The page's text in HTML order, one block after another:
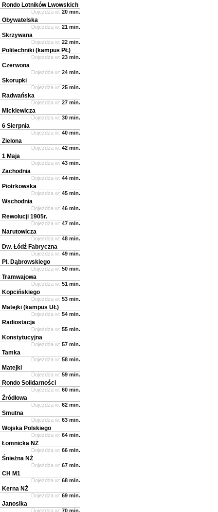
Rondo Lotników Lwowskich
Dojeżdża w: 20 min.
Obywatelska
Dojeżdża w: 21 min.
Skrzywana
Dojeżdża w: 22 min.
Politechniki (kampus PŁ)
Dojeżdża w: 23 min.
Czerwona
Dojeżdża w: 24 min.
Skorupki
Dojeżdża w: 25 min.
Radwańska
Dojeżdża w: 27 min.
Mickiewicza
Dojeżdża w: 30 min.
6 Sierpnia
Dojeżdża w: 40 min.
Zielona
Dojeżdża w: 42 min.
1 Maja
Dojeżdża w: 43 min.
Zachodnia
Dojeżdża w: 44 min.
Piotrkowska
Dojeżdża w: 45 min.
Wschodnia
Dojeżdża w: 46 min.
Rewolucji 1905r.
Dojeżdża w: 47 min.
Narutowicza
Dojeżdża w: 48 min.
Dw. Łódź Fabryczna
Dojeżdża w: 49 min.
Pl. Dąbrowskiego
Dojeżdża w: 50 min.
Tramwajowa
Dojeżdża w: 51 min.
Kopcińskiego
Dojeżdża w: 53 min.
Matejki (kampus UŁ)
Dojeżdża w: 54 min.
Radiostacja
Dojeżdża w: 55 min.
Konstytucyjna
Dojeżdża w: 57 min.
Tamka
Dojeżdża w: 58 min.
Matejki
Dojeżdża w: 59 min.
Rondo Solidarności
Dojeżdża w: 60 min.
Źródłowa
Dojeżdża w: 62 min.
Smutna
Dojeżdża w: 63 min.
Wojska Polskiego
Dojeżdża w: 64 min.
Łomnicka NŻ
Dojeżdża w: 66 min.
Śnieżna NŻ
Dojeżdża w: 67 min.
CH M1
Dojeżdża w: 68 min.
Kerna NŻ
Dojeżdża w: 69 min.
Janosika
Dojeżdża w: 70 min.